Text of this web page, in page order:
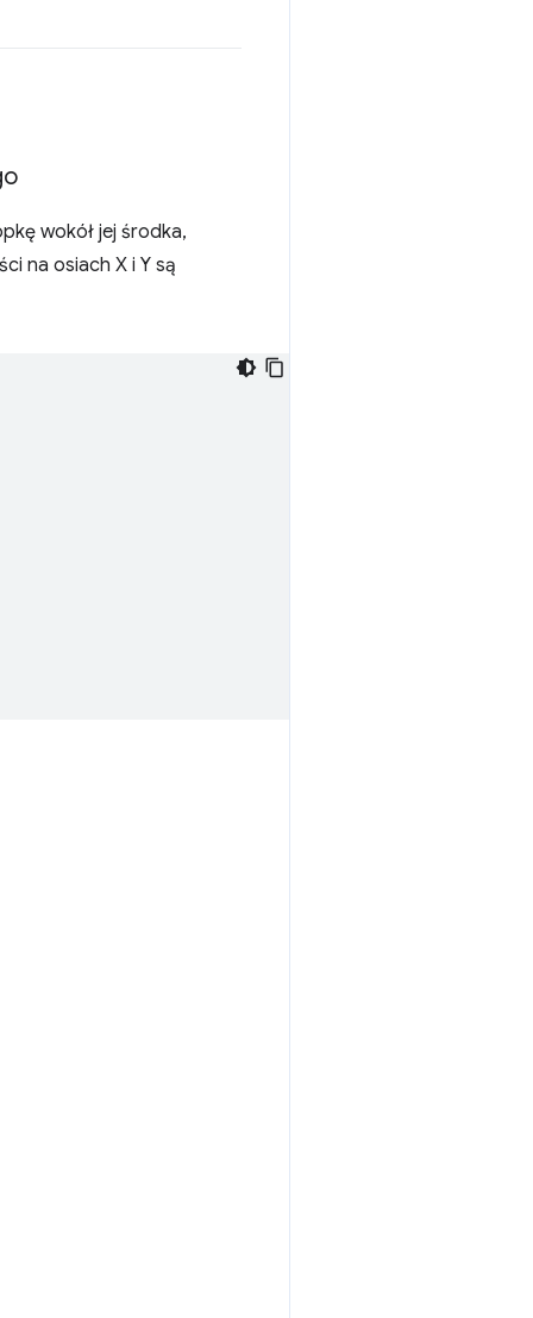
wokół jej środka,
na osiach X i Y są